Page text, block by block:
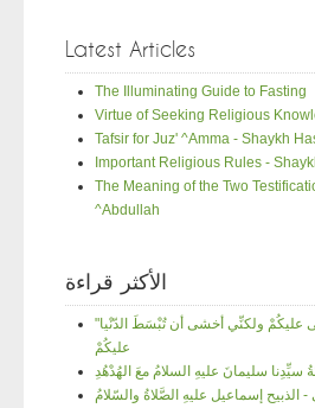
Latest Articles
The Illuminating Guide to Fasting
Virtue of Seeking Religious
Tafsir for Juz' ^Amma - Shaykh
Important Religious Rules -
The Meaning of the Two
^Abdullah
الأكثر قراءة
"حديث "ما الفقرَ أخْشَى عليكُمْ ولكنِّي أخشى أن تُبْسَطَ الدّنْيا
عليكُمْ
سيِّدِنا سليمانَ عليهِ السلامُ معَ الهُدْهُدِ
إسماعيل عليهِ الصَّلاةُ والسّلامُ